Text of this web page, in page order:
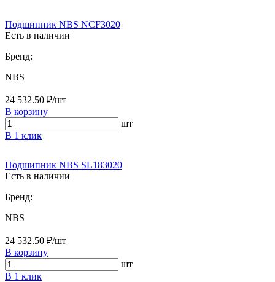
Подшипник NBS NCF3020
Есть в наличии
Бренд:
NBS
24 532.50 ₽/шт
В корзину
шт
В 1 клик
Подшипник NBS SL183020
Есть в наличии
Бренд:
NBS
24 532.50 ₽/шт
В корзину
шт
В 1 клик